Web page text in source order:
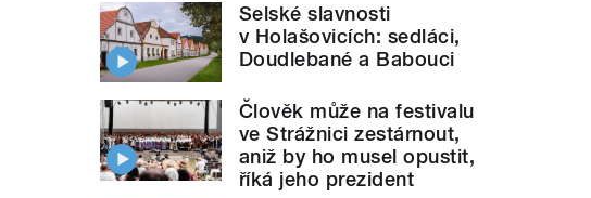
Selské slavnosti
v Holašovicích: sedláci,
Doudlebané a Babouci
Člověk může na festivalu
ve Strážnici zestárnout,
aniž by ho musel opustit,
říká jeho prezident